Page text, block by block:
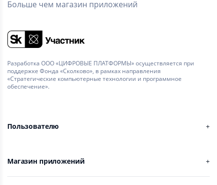
Больше чем магазин приложений
Разработка ООО «ЦИФРОВЫЕ ПЛАТФОРМЫ» осуществляется при
поддержке Фонда «Сколково», в рамках направления
«Стратегические компьютерные технологии и программное
обеспечение».
Пользователю
Магазин приложений